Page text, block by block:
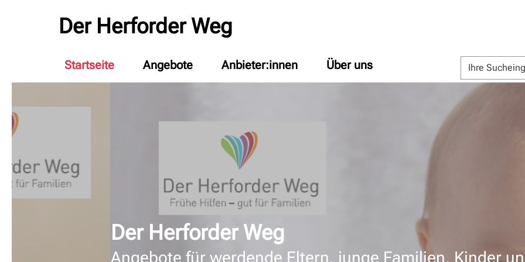
Der Herforder Weg
Startseite Angebote Anbieter:innen Über uns
Der Herforder Weg
Angebote für werdende Eltern, junge Familien, Kinder